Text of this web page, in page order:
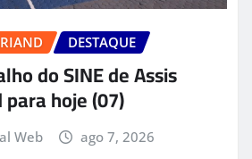
DESTAQUE
do SINE de Assis
hoje (07)
Web ago 7, 2026